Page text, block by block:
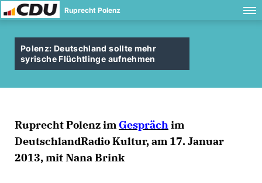
Ruprecht Polenz
Polenz: Deutschland sollte mehr
syrische Flüchtlinge aufnehmen
Ruprecht Polenz im Gesprächim
DeutschlandRadio Kultur, am 17. Januar
2013, mit Nana Brink